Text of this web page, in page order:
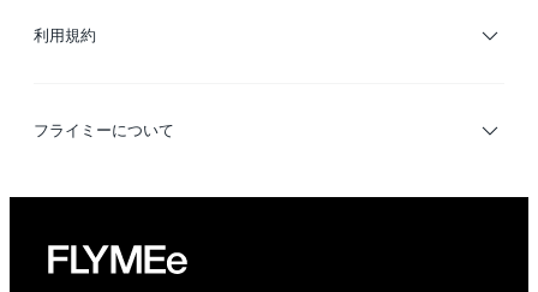
利用規約
利用規約
フライミーについて